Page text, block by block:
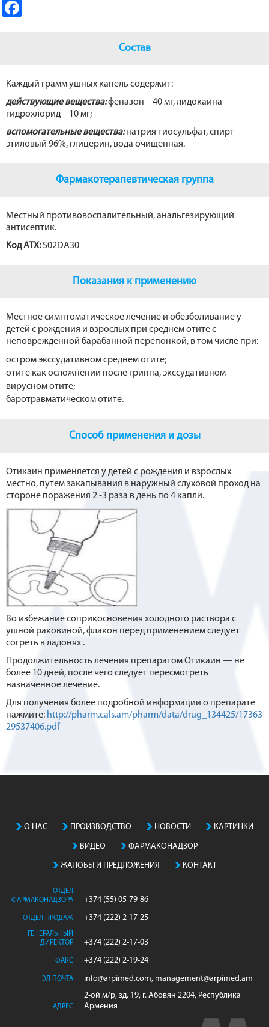
o
k
Состав
Каждый грамм ушных капель содержит:
действующие вещества:феназон – 40 мг, лидокаина
гидрохлорид – 10 мг;
вспомогательные вещества:натрия тиосульфат, спирт
этиловый 96%, глицерин, вода очищенная.
Фармакотерапевтическая группа
Местный противовоспалительный, анальгезирующий
антисептик.
Код АТХ:S02DA30
Показания к применению
Местное симптоматическое лечение и обезболивание у
детей с рождения и взрослых при среднем отите с
неповрежденной барабанной перепонкой, в том числе при:
остром экссудативном среднем отите;
отите как осложнении после гриппа, экссудативном
вирусном отите;
баротравматическом отите.
Способ применения и дозы
Отикаин применяется у детей с рождения и взрослых
местно, путем закапывания в наружный слуховой проход на
стороне поражения 2 -3 раза в день по 4 капли.
Во избежание соприкосновения холодного раствора с
ушной раковиной, флакон перед применением следует
согреть в ладонях .
Продолжительность лечения препаратом Отикаин — не
более 10 дней, после чего следует пересмотреть
назначенное лечение.
Для получения более подробной информации о препарате
нажмите: http://pharm.cals.am/pharm/data/drug_134425/17363
29537406.pdf
О НАС ПРОИЗВОДСТВO НОВОСТИ КАРТИНКИ
ВИДЕО ФАРМАКОНАДЗОР
ЖАЛОБЫ И ПРЕДЛОЖЕНИЯ КОНТАКТ
ОТДЕЛ
ФАРМАКОНАДЗОРА
+374 (55) 05-79-86
ОТДЕЛ ПРОДАЖ +374 (222) 2-17-25
ГЕНЕРАЛЬНЫЙ
ДИРЕКТОР
+374 (222) 2-17-03
ФАКС +374 (222) 2-19-24
ЭЛ ПОЧТА info@arpimed.com, management@arpimed.am
АДРЕС
2-ой м/р, зд. 19, г. Абовян 2204, Республика
Армения